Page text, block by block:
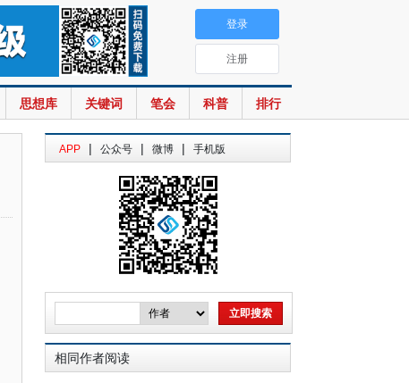
思想库 关键词 笔会 科普 排行
登录
注册
APP | 公众号 | 微博 | 手机版
相同作者阅读